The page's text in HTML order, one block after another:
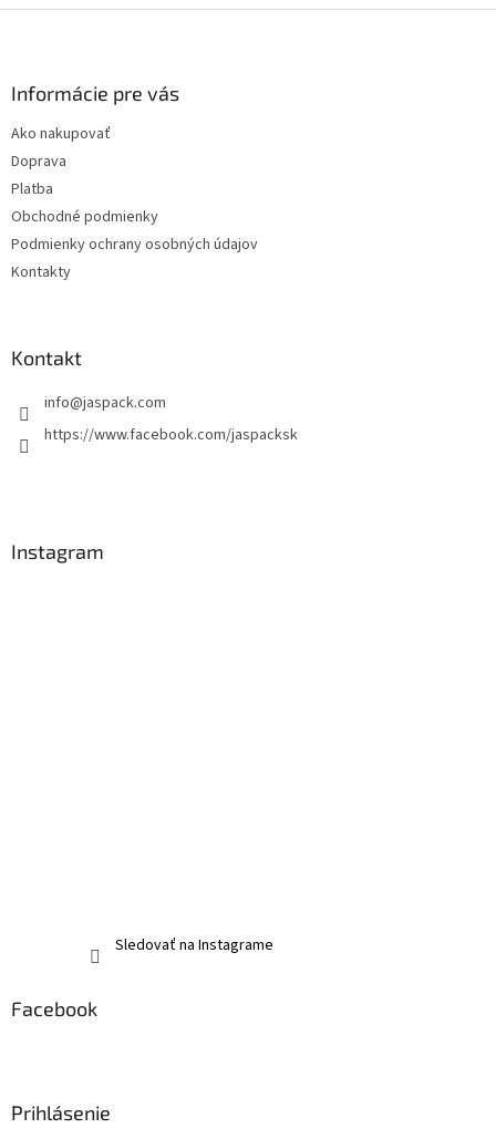
Informácie pre vás
Ako nakupovať
Doprava
Platba
Obchodné podmienky
Podmienky ochrany osobných údajov
Kontakty
Kontakt
info@jaspack.com
https://www.facebook.com/jaspacksk
Instagram
Sledovať na Instagrame
Facebook
Prihlásenie